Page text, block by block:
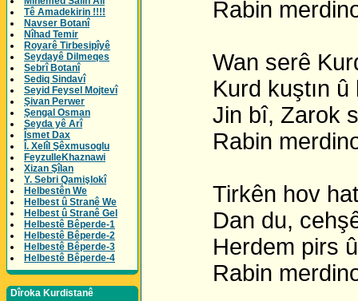
Tê Amadekirin !!!!
Navser Botanî
Nîhad Temir
Royarê Tirbesipîyê
Seydayê Dilmeqes
Sebrî Botanî
Sediq Sindavî
Seyid Feysel Mojtevî
Şivan Perwer
Şengal Osman
Seyda yê Arî
Îsmet Dax
Î. Xelîl Şêxmusoglu
FeyzulleKhaznawi
Xizan Şîlan
Y. Sebri Qamişlokî
Helbestên We
Helbest û Stranê We
Helbest û Stranê Gel
Helbestê Bêperde-1
Helbestê Bêperde-2
Helbestê Bêperde-3
Helbestê Bêperde-4
Dîroka Kurdistanê
Rabin merdino
Wan serê
Kurd kuştın û
Jin bî, Zarok
Rabin merdino
Tirkên hov
Dan du, cehşê
Herdem pirs û
Rabin merdino